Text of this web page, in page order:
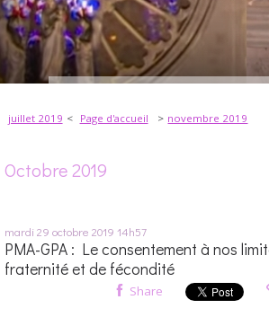
juillet 2019 Page d'accueil novembre 2019
Octobre 2019
mardi 29 octobre 2019 14h57
PMA-GPA : Le consentement à nos
fraternité et de fécondité
Share